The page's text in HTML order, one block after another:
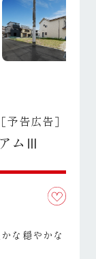
［予告広告］
ムⅢ
な穏やかな